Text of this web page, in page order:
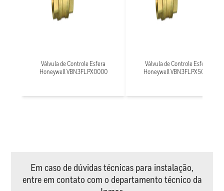
Válvula de Controle Esfera
Honeywell VBN3FLPX0000
Válvula de Controle Esfera
Honeywell VBN3FLPX5000
Em caso de dúvidas técnicas para instalação,
entre em contato com o departamento técnico da